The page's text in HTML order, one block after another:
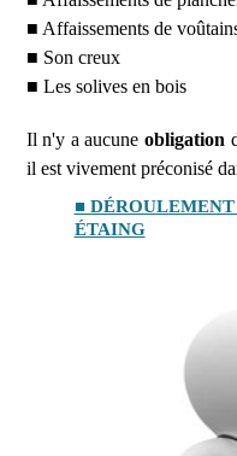
■ Affaissements de
■ Son creux
■ Les solives en bois
Il n'y a aucuneobligation
il est vivement préconisé
■
ÉTAING